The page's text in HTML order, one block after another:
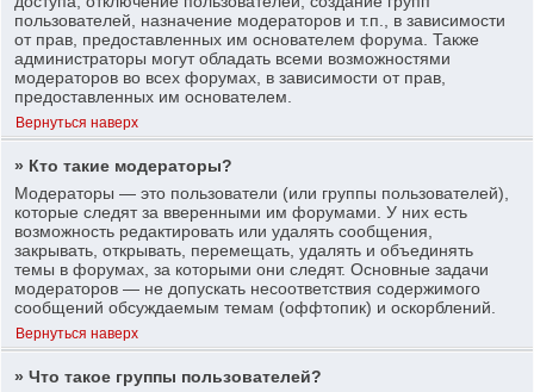
пользователей, назначение модераторов и т.п., в зависимости
от прав, предоставленных им основателем форума. Также
администраторы могут обладать всеми возможностями
модераторов во всех форумах, в зависимости от прав,
предоставленных им основателем.
Вернуться наверх
» Кто такие модераторы?
Модераторы — это пользователи (или группы пользователей),
которые следят за вверенными им форумами. У них есть
возможность редактировать или удалять сообщения,
закрывать, открывать, перемещать, удалять и объединять
темы в форумах, за которыми они следят. Основные задачи
модераторов — не допускать несоответствия содержимого
сообщений обсуждаемым темам (оффтопик) и оскорблений.
Вернуться наверх
» Что такое группы пользователей?